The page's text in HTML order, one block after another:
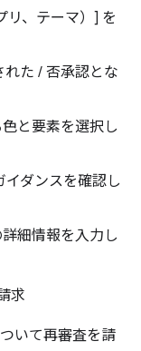
リ、テーマ）] を
た / 否承認とな
と要素を選択し
ダンスを確認し
細情報を入力し
求
いて再審査を請